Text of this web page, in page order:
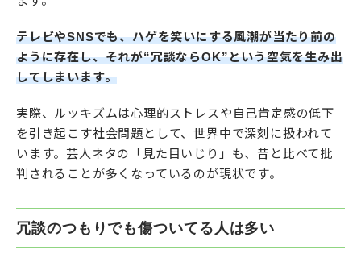
テレビやSNSでも、ハゲを笑いにする風潮が当たり前の
ように存在し、それが“冗談ならOK”という空気を生み出
してしまいます。
実際、ルッキズムは心理的ストレスや自己肯定感の低下
を引き起こす社会問題として、世界中で深刻に扱われて
います。芸人ネタの「見た目いじり」も、昔と比べて批
判されることが多くなっているのが現状です。
冗談のつもりでも傷ついてる人は多い